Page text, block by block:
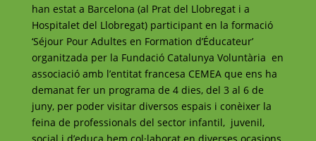
han estat a Barcelona (al Prat del Llobregat i a
Hospitalet del Llobregat) participant en la formació
‘Séjour Pour Adultes en Formation d’Éducateur’
organitzada per la Fundació Catalunya Voluntària en
associació amb l’entitat francesa CEMEA que ens ha
demanat fer un programa de 4 dies, del 3 al 6 de
juny, per poder visitar diversos espais i conèixer la
feina de professionals del sector infantil, juvenil,